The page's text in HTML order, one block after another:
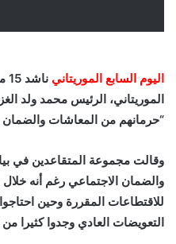
اليوم السابع الموريتاني
الموريتاني، الرئيس محمد ولد
“حرمانهم من المعاشات والضمان
وقالت مجموعة المتقاعدين في
والضمان الاجتماعي رغم أنه
للاقتطاعات المقررة وحين
التعويضات العادي وجدوا كثيرا